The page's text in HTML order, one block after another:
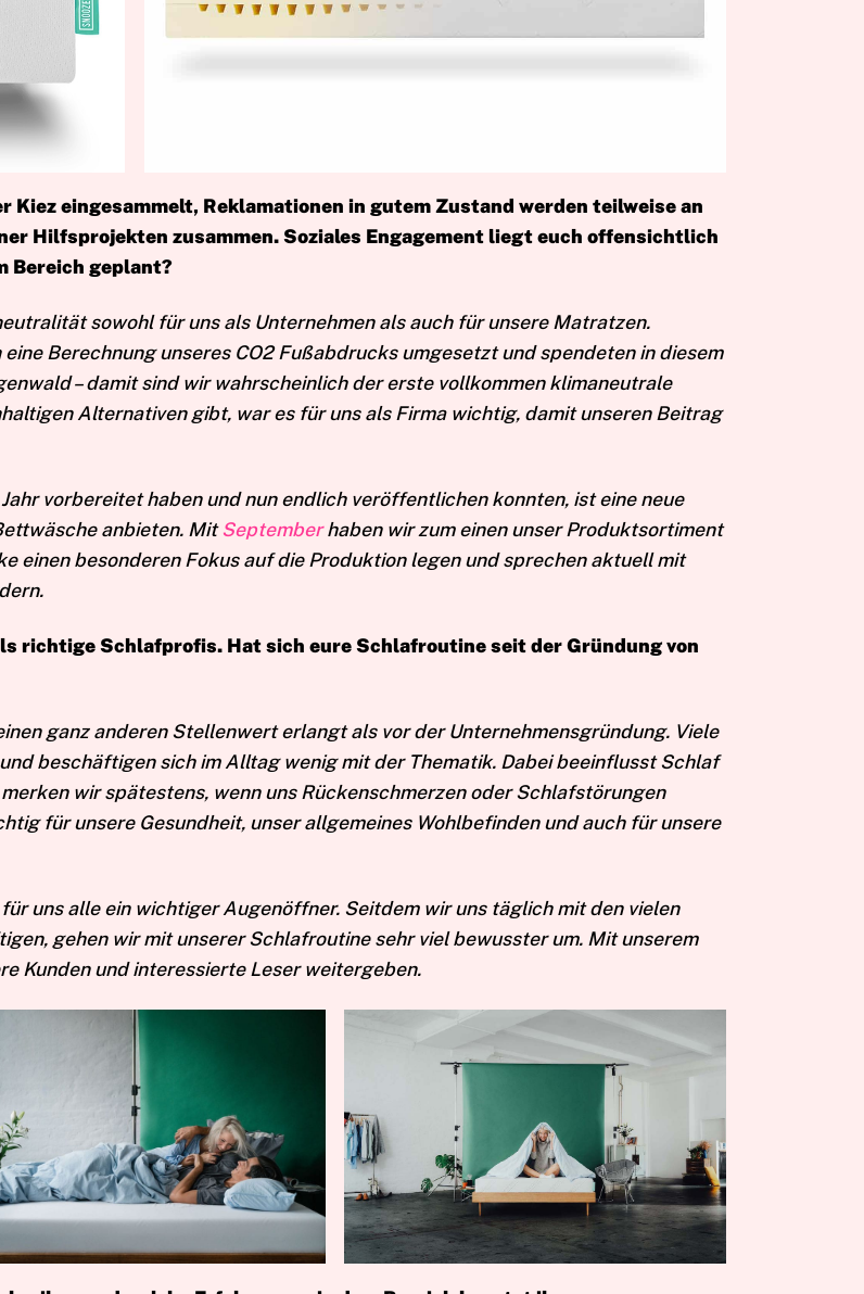
eingesammelt, Reklamationen in gutem Zustand werden teilweise an
Hilfsprojekten zusammen. Soziales Engagement liegt euch offensichtlich
Bereich geplant?
sowohl für uns als Unternehmen als auch für unsere Matratzen.
Berechnung unseres CO2 Fußabdrucks umgesetzt und spendeten in diesem
– damit sind wir wahrscheinlich der erste vollkommen klimaneutrale
Alternativen gibt, war es für uns als Firma wichtig, damit unseren Beitrag
vorbereitet haben und nun endlich veröffentlichen konnten, ist eine neue
anbieten. MitSeptemberhaben wir zum einen unser Produktsortiment
einen besonderen Fokus auf die Produktion legen und sprechen aktuell mit
richtige Schlafprofis. Hat sich eure Schlafroutine seit der Gründung von
ganz anderen Stellenwert erlangt als vor der Unternehmensgründung. Viele
beschäftigen sich im Alltag wenig mit der Thematik. Dabei beeinflusst Schlaf
wir spätestens, wenn uns Rückenschmerzen oder Schlafstörungen
für unsere Gesundheit, unser allgemeines Wohlbefinden und auch für unsere
uns alle ein wichtiger Augenöffner. Seitdem wir uns täglich mit den vielen
gehen wir mit unserer Schlafroutine sehr viel bewusster um. Mit unserem
Kunden und interessierte Leser weitergeben.